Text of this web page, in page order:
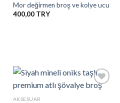
İstek
Mor değirmen broş ve kolye ucu
400,00
AKSESUAR